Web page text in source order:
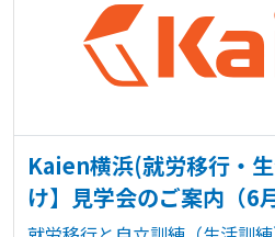
Kaien横浜(就労移行・
け】見学会のご案内（6